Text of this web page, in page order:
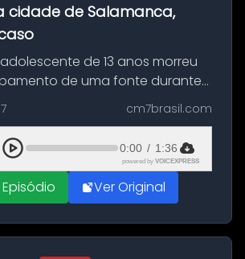
cidade de Salamanca,
de 13 anos morreu
de uma fonte durante
pelo título da Copa do
pela Espanha, em
na província de Salamanca,
cm7brasil.com
0:00 / 1:36
powered by VOICEXPRESS
Ver Original